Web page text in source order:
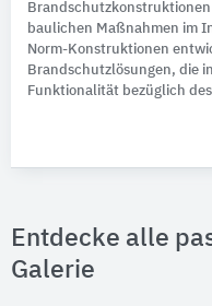
baulichen Maßnahmen im
Norm-Konstruktionen
Brandschutzlösungen, die
Funktionalität bezüglich
Entdecke alle
Galerie